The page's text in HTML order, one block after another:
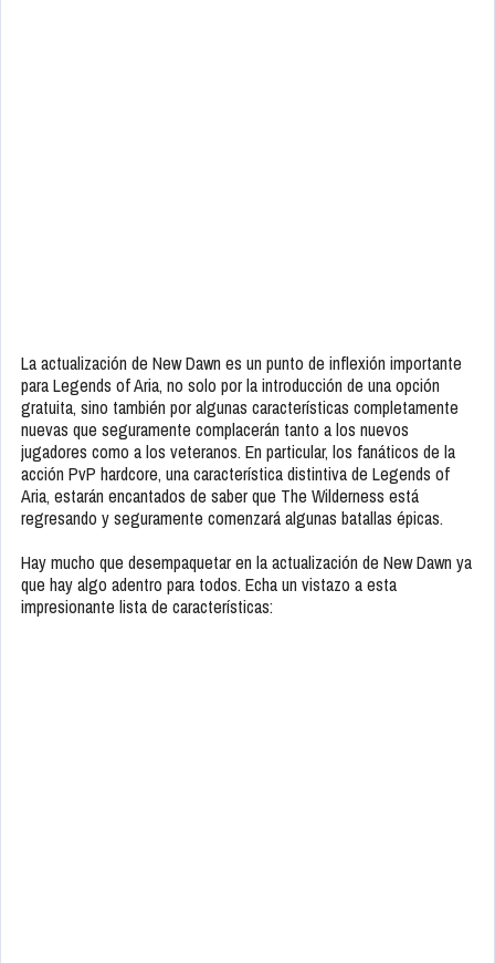
La actualización de New Dawn es un punto de inflexión importante
para Legends of Aria, no solo por la introducción de una opción
gratuita, sino también por algunas características completamente
nuevas que seguramente complacerán tanto a los nuevos
jugadores como a los veteranos. En particular, los fanáticos de la
acción PvP hardcore, una característica distintiva de Legends of
Aria, estarán encantados de saber que The Wilderness está
regresando y seguramente comenzará algunas batallas épicas.
Hay mucho que desempaquetar en la actualización de New Dawn ya
que hay algo adentro para todos. Echa un vistazo a esta
impresionante lista de características: